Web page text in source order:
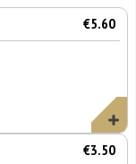
€5.60
€3.50